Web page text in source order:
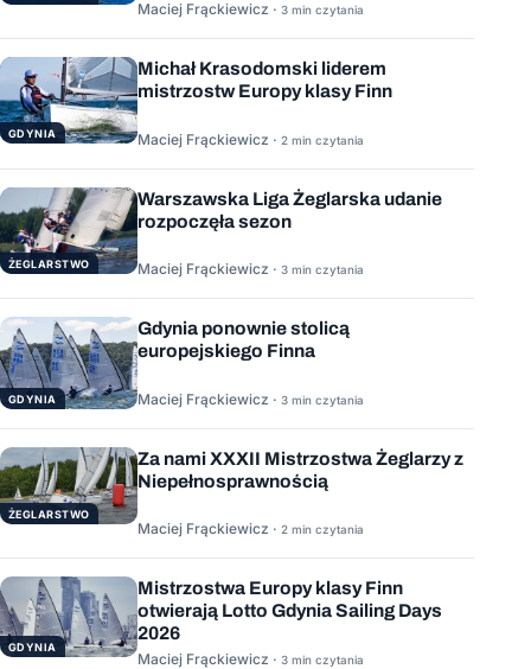
Maciej Frąckiewicz · 3 min czytania
GDYNIA
Michał Krasodomski liderem
mistrzostw Europy klasy Finn
Maciej Frąckiewicz · 2 min czytania
ŻEGLARSTWO
Warszawska Liga Żeglarska udanie
rozpoczęła sezon
Maciej Frąckiewicz · 3 min czytania
GDYNIA
Gdynia ponownie stolicą
europejskiego Finna
Maciej Frąckiewicz · 3 min czytania
ŻEGLARSTWO
Za nami XXXII Mistrzostwa Żeglarzy z
Niepełnosprawnością
Maciej Frąckiewicz · 2 min czytania
GDYNIA
Mistrzostwa Europy klasy Finn
otwierają Lotto Gdynia Sailing Days
2026
Maciej Frąckiewicz · 3 min czytania